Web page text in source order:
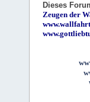
Dieses
Zeugen der